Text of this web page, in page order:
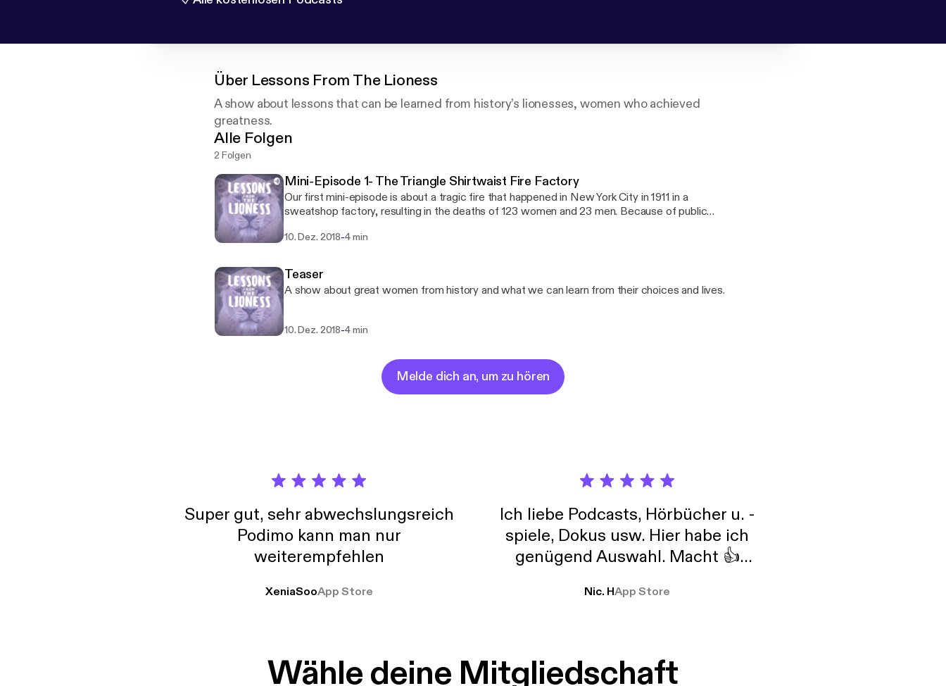
Über Lessons From The Lioness
A show about lessons that can be learned from history’s lionesses, women who achieved
greatness.
Alle Folgen
2 Folgen
Mini-Episode 1- The Triangle Shirtwaist Fire Factory
Our first mini-episode is about a tragic fire that happened in New York City in 1911 in a
sweatshop factory, resulting in the deaths of 123 women and 23 men. Because of public
10. Dez. 2018-4 min
Teaser
A show about great women from history and what we can learn from their choices and lives.
10. Dez. 2018-4 min
Melde dich an, um zu hören
Super gut, sehr abwechslungsreich
Podimo kann man nur
weiterempfehlen
XeniaSooApp Store
Ich liebe Podcasts, Hörbücher u. -
spiele, Dokus usw. Hier habe ich
genügend Auswahl. Macht 👍
Nic. HApp Store
Wähle deine Mitgliedschaft